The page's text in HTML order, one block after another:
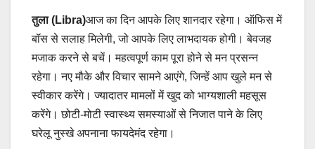
तुला (Libra)आज का दिन आपके लिए शानदार रहेगा। ऑफिस में
बॉस से सलाह मिलेगी, जो आपके लिए लाभदायक होगी। बेवजह
मजाक करने से बचें। महत्वपूर्ण काम पूरा होने से मन प्रसन्न
रहेगा। नए मौके और विचार सामने आएंगे, जिन्हें आप खुले मन से
स्वीकार करेंगे। ज्यादातर मामलों में खुद को भाग्यशाली महसूस
करेंगे। छोटी-मोटी स्वास्थ्य समस्याओं से निजात पाने के लिए
घरेलू नुस्खे अपनाना फायदेमंद रहेगा।